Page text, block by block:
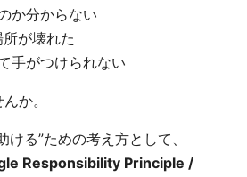
か分からない
が壊れた
手がつけられない
か。
ける”ための考え方として、
Responsibility Principle /